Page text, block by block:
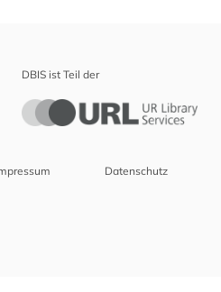
DBIS ist Teil der
Datenschutz